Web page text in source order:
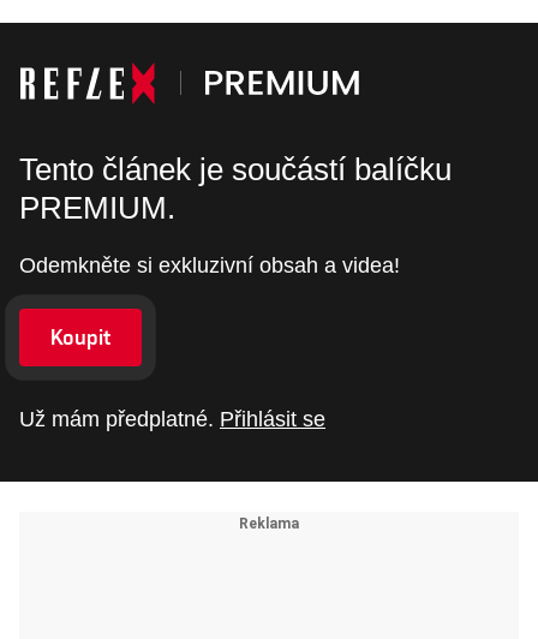
Tento článek je součástí balíčku
PREMIUM.
Odemkněte si exkluzivní obsah a videa!
Koupit
Už mám předplatné. Přihlásit se